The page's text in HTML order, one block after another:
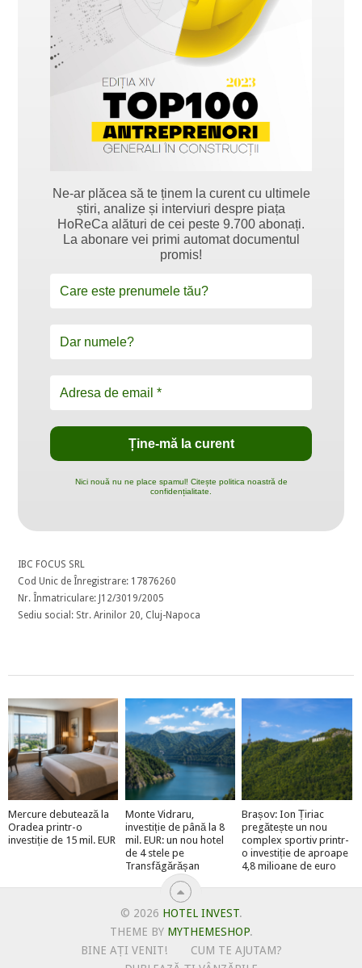
Ne-ar plăcea să te ținem la curent cu ultimele
știri, analize și interviuri despre piața
HoReCa alături de cei peste 9.700 abonați.
La abonare vei primi automat documentul
promis!
Nici nouă nu ne place spamul! Citește politica noastră de
confidențialitate.
IBC FOCUS SRL
Cod Unic de Înregistrare: 17876260
Nr. Înmatriculare: J12/3019/2005
Sediu social: Str. Arinilor 20, Cluj-Napoca
Mercure debutează la
Oradea printr-o
investiție de 15 mil. EUR
Monte Vidraru,
investiție de până la 8
mil. EUR: un nou hotel
de 4 stele pe
Transfăgărășan
Brașov: Ion Țiriac
pregătește un nou
complex sportiv printr-
o investiție de aproape
4,8 milioane de euro
© 2026 HOTEL INVEST.
THEME BY MYTHEMESHOP.
BINE AȚI VENIT!
CUM TE AJUTAM?